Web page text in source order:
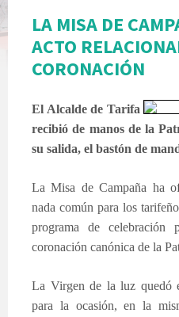
LA MISA DE
ACTO
CORONACIÓN
El Alcalde de Tarifa
recibió de manos de la
su salida, el bastón de
La Misa de Campaña ha
nada común para los
programa de
coronación canónica de la
La Virgen de la luz quedó
para la ocasión, en la